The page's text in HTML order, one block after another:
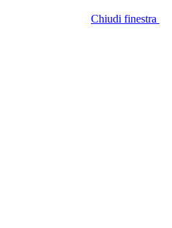
Chiudi finestra